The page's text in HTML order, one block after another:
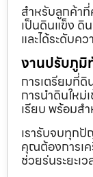
สำหรับลูกค้าที่
เป็นดินแข็ง ดิ
และได้ระดับค
งานปรับภูมิ
การเตรียมที่
การนำดินใหม่
เรียบ พร้อมส
เรารับจบทุก
คุณต้องการเ
ช่วยร่นระยะเ